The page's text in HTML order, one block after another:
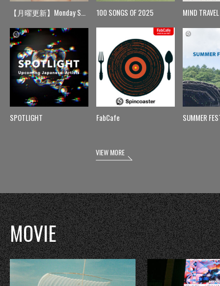
【月曜更新】Monday Spin
SPOTLIGHT
100 SONGS OF 2025
FabCafe
MIND TRAVEL
SUMMER
VIEW MORE
MOVIE